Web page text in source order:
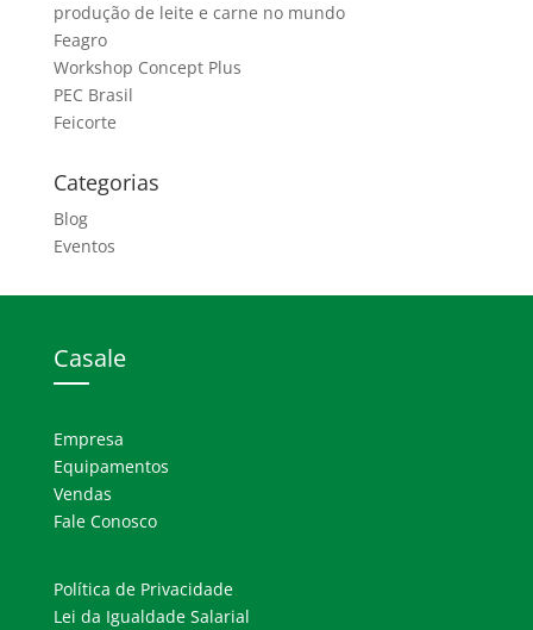
produção de leite e carne no mundo
Feagro
Workshop Concept Plus
PEC Brasil
Feicorte
Categorias
Blog
Eventos
Casale
Empresa
Equipamentos
Vendas
Fale Conosco
Política de Privacidade
Lei da Igualdade Salarial